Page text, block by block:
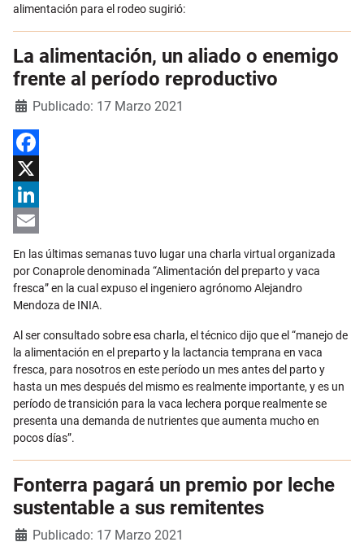
alimentación para el rodeo sugirió:
La alimentación, un aliado o enemigo
frente al período reproductivo
DetallesPublicado: 17 Marzo 2021
Facebook
X
LinkedIn
Email
En las últimas semanas tuvo lugar una charla virtual organizada
por Conaprole denominada “Alimentación del preparto y vaca
fresca” en la cual expuso el ingeniero agrónomo Alejandro
Mendoza de INIA.
Al ser consultado sobre esa charla, el técnico dijo que el “manejo de
la alimentación en el preparto y la lactancia temprana en vaca
fresca, para nosotros en este período un mes antes del parto y
hasta un mes después del mismo es realmente importante, y es un
período de transición para la vaca lechera porque realmente se
presenta una demanda de nutrientes que aumenta mucho en
pocos días”.
Fonterra pagará un premio por leche
sustentable a sus remitentes
DetallesPublicado: 17 Marzo 2021